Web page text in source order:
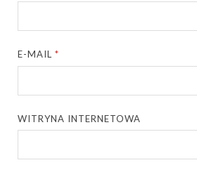
E-MAIL*
WITRYNA INTERNETOWA